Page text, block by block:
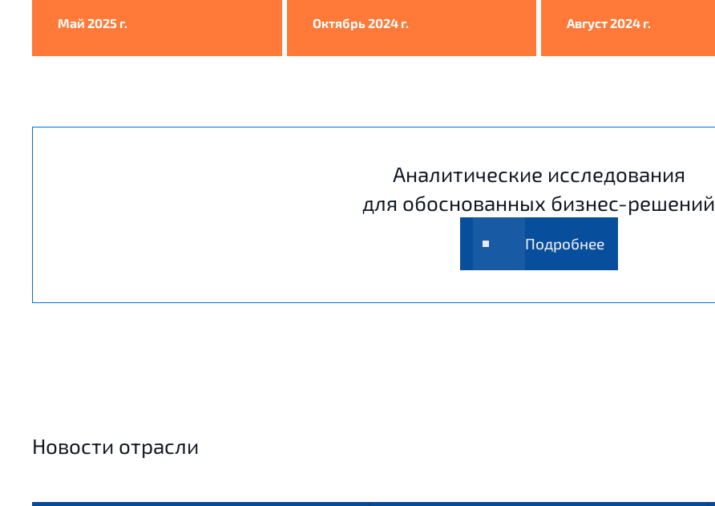
Май 2025 г. Октябрь 2024 г. Август 2024 г.
Аналитические исследования
для обоснованных бизнес-решений
Подробнее
Новости отрасли